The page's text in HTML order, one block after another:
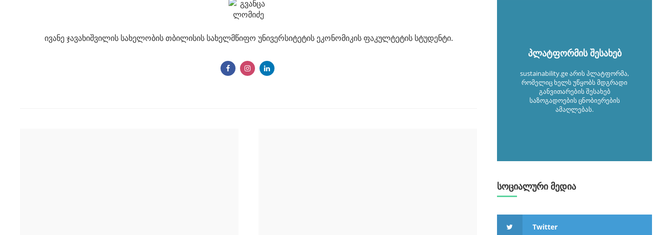
ივანე ჯავახიშვილის სახელობის თბილისის სახელმწიფო უნივერსიტეტის ეკონომიკის ფაკულტეტის სტუდენტი.
პლატფორმის შესახებ
sustainability.ge არის პლატფორმა,
რომელიც ხელს უწყობს მდგრადი
განვითარების შესახებ
საზოგადოების ცნობიერების
ამაღლებას.
სოციალური მედია
Twitter